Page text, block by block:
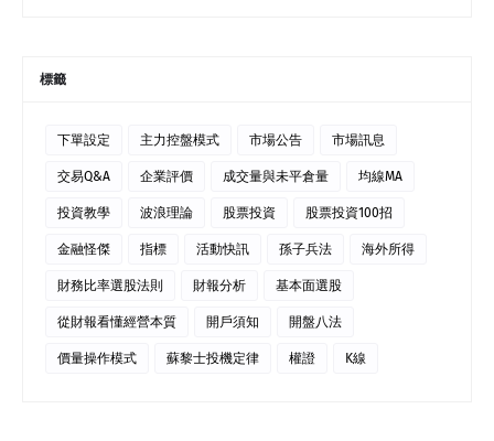
標籤
下單設定 主力控盤模式 市場公告 市場訊息
交易Q&A 企業評價 成交量與未平倉量 均線MA
投資教學 波浪理論 股票投資 股票投資100招
金融怪傑 指標 活動快訊 孫子兵法 海外所得
財務比率選股法則 財報分析 基本面選股
從財報看懂經營本質 開戶須知 開盤八法
價量操作模式 蘇黎士投機定律 權證 K線